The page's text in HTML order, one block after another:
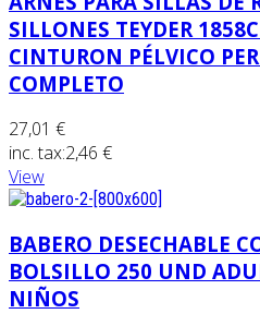
SILLONES TEYDER
CINTURON PÉLVICO
COMPLETO
27,01 €
inc. tax:2,46 €
View
BABERO DESECHABLE
BOLSILLO 250 UND
NIÑOS